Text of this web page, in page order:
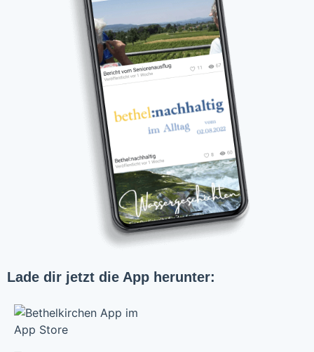
Lade dir jetzt die App herunter: